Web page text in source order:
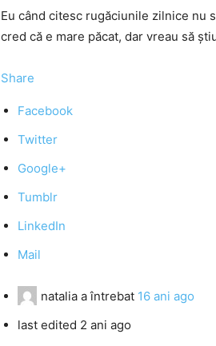
Eu când citesc rugăciunile zilnice nu
cred că e mare păcat, dar vreau să
Share
Facebook
Twitter
Google+
Tumblr
LinkedIn
Mail
natalia a întrebat 16 ani ago
last edited 2 ani ago